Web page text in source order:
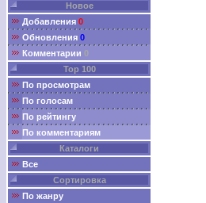
Новое
Добавления 0
Обновления 0
Комментарии 0
Top 100
По просмотрам
По голосам
По рейтингу
По комментариям
Каталоги
Все
Сортировка
По жанру